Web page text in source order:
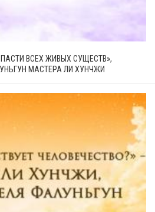
ВСЕХ ЖИВЫХ СУЩЕСТВ»,
МАСТЕРА ЛИ ХУНЧЖИ